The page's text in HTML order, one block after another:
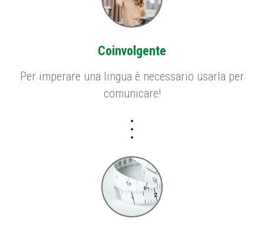
Coinvolgente
Per imperare una lingua è necessario usarla per
comunicare!